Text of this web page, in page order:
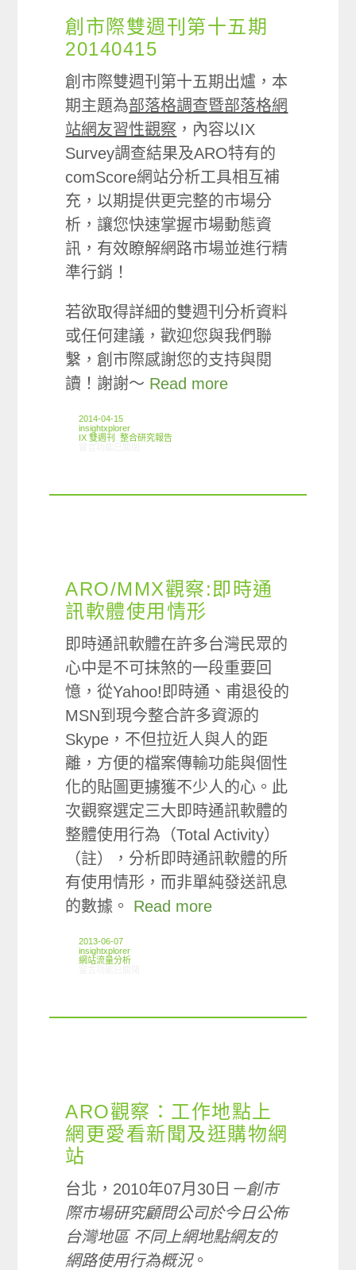
創市際雙週刊第十五期
20140415
創市際雙週刊第十五期出爐，本
期主題為部落格調查暨部落格網
站網友習性觀察 ，內容以IX
Survey調查結果及ARO特有的
comScore網站分析工具相互補
充，以期提供更完整的市場分
析，讓您快速掌握市場動態資
訊，有效瞭解網路市場並進行精
準行銷！
若欲取得詳細的雙週刊分析資料
或任何建議，歡迎您與我們聯
繫，創市際感謝您的支持與閱
讀！謝謝～ Read more
2014-04-15
insightxplorer
IX 雙週刊
,整合研究報告
ARO/MMX觀察:即時通
訊軟體使用情形
即時通訊軟體在許多台灣民眾的
心中是不可抹煞的一段重要回
憶，從Yahoo!即時通、甫退役的
MSN到現今整合許多資源的
Skype，不但拉近人與人的距
離，方便的檔案傳輸功能與個性
化的貼圖更擄獲不少人的心。此
次觀察選定三大即時通訊軟體的
整體使用行為（Total Activity）
（註），分析即時通訊軟體的所
有使用情形，而非單純發送訊息
的數據。 Read more
2013-06-07
insightxplorer
網站流量分析
ARO觀察：工作地點上
網更愛看新聞及逛購物網
站
台北，2010年07月30日 －創市
際市場研究顧問公司於今日公佈
台灣地區 不同上網地點網友的
網路使用行為概況。